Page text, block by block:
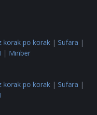
korak po korak | Sufara |
| Minber
korak po korak | Sufara |